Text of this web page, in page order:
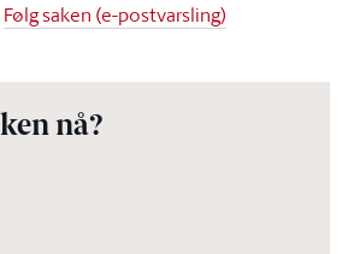
Følg saken (e-postvarsling)
nå?